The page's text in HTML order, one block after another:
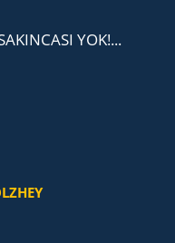
YOK!...